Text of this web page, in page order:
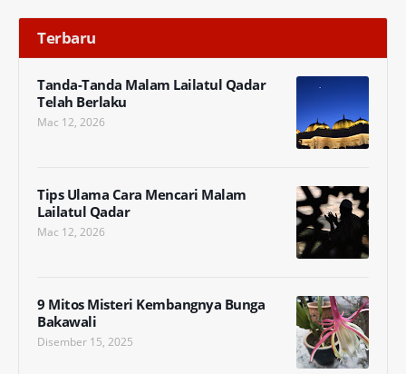
Terbaru
Tanda-Tanda Malam Lailatul Qadar
Telah Berlaku
Mac 12, 2026
Tips Ulama Cara Mencari Malam
Lailatul Qadar
Mac 12, 2026
9 Mitos Misteri Kembangnya Bunga
Bakawali
Disember 15, 2025